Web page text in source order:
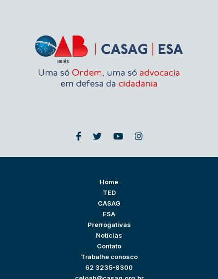
Home
TED
CASAG
ESA
Prerrogativas
Notícias
Contato
Trabalhe conosco
62 3235-8300